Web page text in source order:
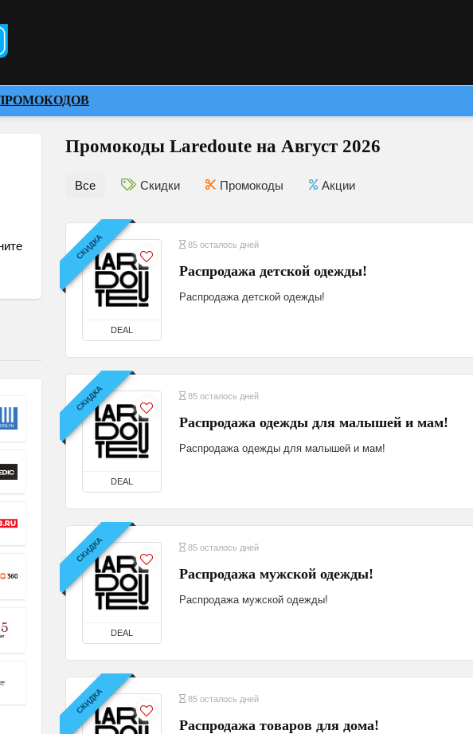
Промокоды Laredoute на Август 2026
Все Скидки Промокоды Акции
СКИДКА
DEAL
85 осталось дней
Распродажа детской одежды!
Распродажа детской одежды!
СКИДКА
DEAL
85 осталось дней
Распродажа одежды для малышей и мам!
Распродажа одежды для малышей и мам!
СКИДКА
DEAL
85 осталось дней
Распродажа мужской одежды!
Распродажа мужской одежды!
СКИДКА 85 осталось дней
Распродажа товаров для дома!